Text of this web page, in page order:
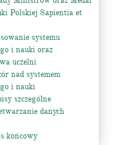
Polskiej Sapientia et
systemu
i nauki oraz
uczelni
nad systemem
i nauki
szczególne
danych
końcowy